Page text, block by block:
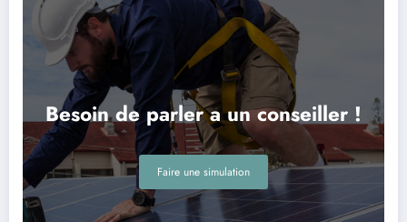
Besoin de parler a un conseiller !
Faire une simulation